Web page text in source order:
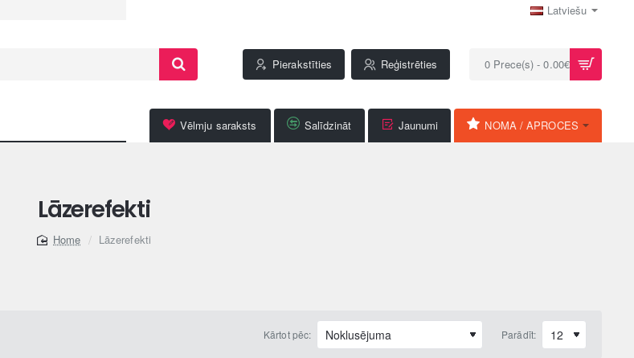
Latviešu
Pierakstīties Reģistrēties 0 Prece(s) - 0.00€
Vēlmju saraksts Salīdzināt Jaunumi NOMA / APROCES
Lāzerefekti
Lāzerefekti
Kārtot pēc: Parādīt: